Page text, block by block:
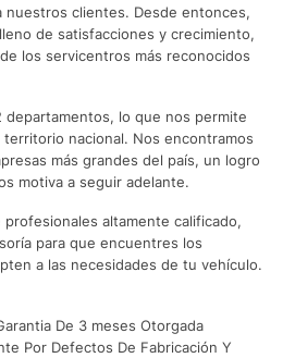
nuestros clientes. Desde entonces,
de satisfacciones y crecimiento,
los servicentros más reconocidos
departamentos, lo que nos permite
nacional. Nos encontramos
más grandes del país, un logro
motiva a seguir adelante.
altamente calificado,
para que encuentres los
a las necesidades de tu vehículo.
De 3 meses Otorgada
Por Defectos De Fabricación Y